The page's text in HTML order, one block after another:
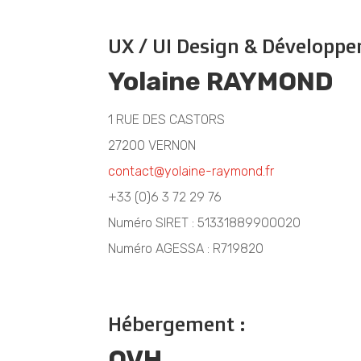
UX / UI Design &
Yolaine RAYMOND
1 RUE DES CASTORS
27200 VERNON
contact@yolaine-raymond.fr
+33 (0)6 3 72 29 76
Numéro SIRET : 51331889900020
Numéro AGESSA : R719820
Hébergement :